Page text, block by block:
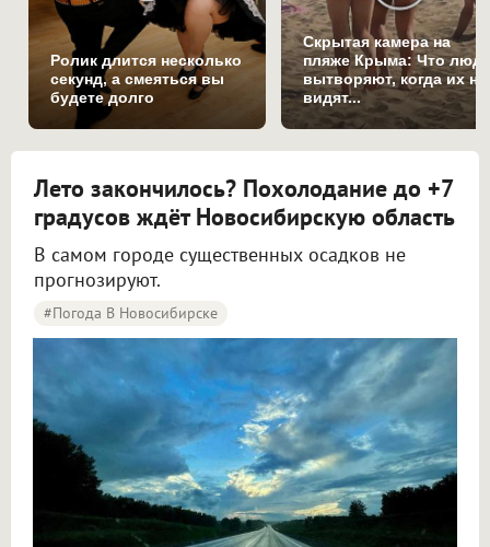
Ролик длится несколько
секунд, а смеяться вы
будете долго
Скрытая камера на
пляже Крыма: Что
вытворяют, когда их не
видят...
Лето закончилось? Похолодание до +7
градусов ждёт Новосибирскую область
В самом городе существенных осадков не
прогнозируют.
#Погода В Новосибирске